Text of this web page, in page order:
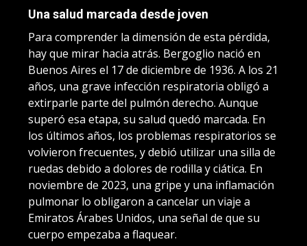
Una salud marcada desde joven
Para comprender la dimensión de esta pérdida,
hay que mirar hacia atrás. Bergoglio nació en
Buenos Aires el 17 de diciembre de 1936. A los 21
años, una grave infección respiratoria obligó a
extirparle parte del pulmón derecho. Aunque
superó esa etapa, su salud quedó marcada. En
los últimos años, los problemas respiratorios se
volvieron frecuentes, y debió utilizar una silla de
ruedas debido a dolores de rodilla y ciática. En
noviembre de 2023, una gripe y una inflamación
pulmonar lo obligaron a cancelar un viaje a
Emiratos Árabes Unidos, una señal de que su
cuerpo empezaba a flaquear.